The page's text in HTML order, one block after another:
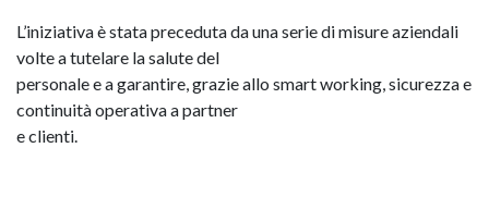
L’iniziativa è stata preceduta da una serie di misure aziendali
volte a tutelare la salute del
personale e a garantire, grazie allo smart working, sicurezza e
continuità operativa a partner
e clienti.